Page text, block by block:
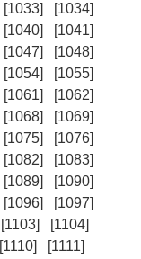
[1033]
[1034]
[1040]
[1041]
[1047]
[1048]
[1054]
[1055]
[1061]
[1062]
[1068]
[1069]
[1075]
[1076]
[1082]
[1083]
[1089]
[1090]
[1096]
[1097]
[1103]
[1104]
[1110]
[1111]